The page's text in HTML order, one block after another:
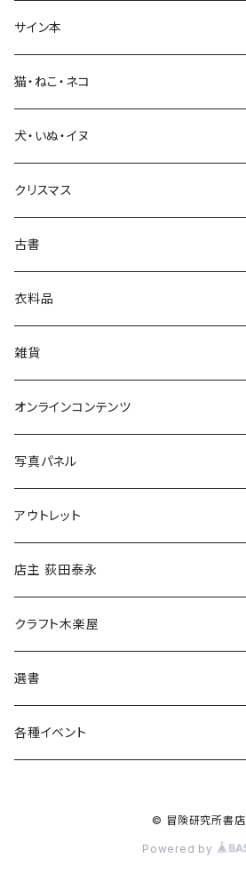
生活・暮らし
芸術・絵画・写真
絵本・児童書
娯楽・エンターテインメント
サイン本
猫・ねこ・ネコ
犬・いぬ・イヌ
クリスマス
古書
古書セット
美術
衣料品
POLEWARDS
Tシャツ
雑貨
バッグ
ブックカバー
マグカップ
傘
食料品
その他
オンラインコンテンツ
冒険クロストーク
写真パネル
アウトレット
店主 荻田泰永
書籍
ウェア
クラフト木楽屋
選書
各種イベント
© 冒険研究所書店
Powered by